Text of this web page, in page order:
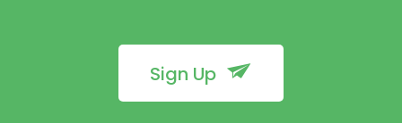
Sign Up